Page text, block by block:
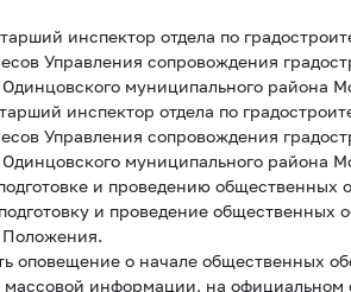
инспектор отдела по
Управления сопровождения
муниципального района
инспектор отдела по
Управления сопровождения
муниципального района
и проведению общественных
и проведение общественных
оповещение о начале общественных
массовой информации, на официальном